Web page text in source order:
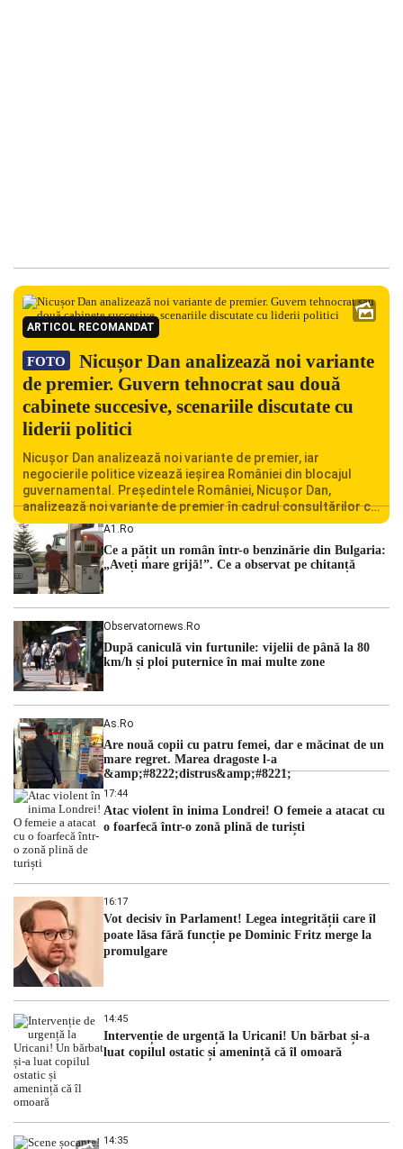
ARTICOL RECOMANDAT
FOTO
Nicușor Dan analizează noi variante
de premier. Guvern tehnocrat sau două
cabinete succesive, scenariile discutate cu
liderii politici
Nicușor Dan analizează noi variante de premier, iar
negocierile politice vizează ieșirea României din blocajul
guvernamental. Președintele României, Nicușor Dan,
analizează noi variante de premier în cadrul consultărilor cu
liderii politici. Ciprian Ciucu vorbește despre scenariul unui
guvern tehnocrat și despre posibilitatea a două cabinete
succesive. Nicușor Dan analizează noi variante de premier
România traversează […]
A1.ro
Ce a pățit un român într-o benzinărie din Bulgaria:
„Aveți mare grijă!”. Ce a observat pe chitanță
Observatornews.ro
După caniculă vin furtunile: vijelii de până la 80
km/h și ploi puternice în mai multe zone
As.ro
Are nouă copii cu patru femei, dar e măcinat de un
mare regret. Marea dragoste l-a
&amp;#8222;distrus&amp;#8221;
17:44
Atac violent în inima Londrei! O femeie a atacat cu
o foarfecă într-o zonă plină de turiști
16:17
Vot decisiv în Parlament! Legea integrității care îl
poate lăsa fără funcție pe Dominic Fritz merge la
promulgare
14:45
Intervenție de urgență la Uricani! Un bărbat și-a
luat copilul ostatic și amenință că îl omoară
14:35